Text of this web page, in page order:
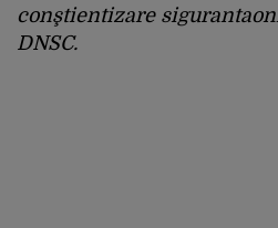
conştientizare
DNSC.